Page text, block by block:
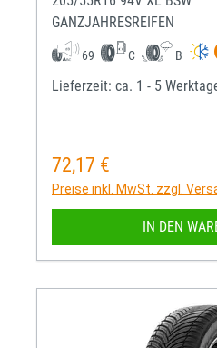
GANZJAHRESREIFEN
69 C B
Lieferzeit: ca. 1 - 5
Regulärer Preis:
72,17 €
Preise inkl. MwSt. zzgl.
IN DEN